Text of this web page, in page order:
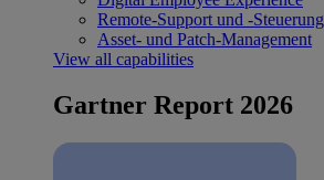
Remote-Support und -Steuerung
Asset- und Patch-Management
View all capabilities
Gartner Report 2026